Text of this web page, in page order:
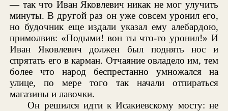
— так что Иван Яковлевич никак не мог улучить
минуты. В другой раз он уже совсем уронил его,
но будочник еще издали указал ему алебардою,
примолвив: «Подыми! вон ты что-то уронил!» И
Иван Яковлевич должен был поднять нос и
спрятать его в карман. Отчаяние овладело им, тем
более что народ беспрестанно умножался на
улице, по мере того так начали отпираться
магазины и лавочки.
Он решился идти к Исакиевскому мосту: не